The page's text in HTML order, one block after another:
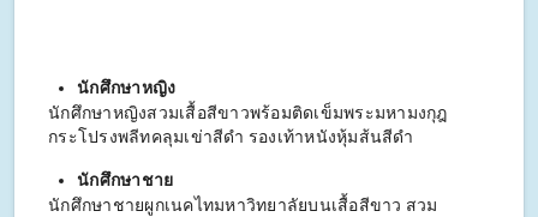
นักศึกษาหญิง
นักศึกษาหญิงสวมเสื้อสีขาวพร้อมติดเข็มพระมหามงกุฎ
กระโปรงพลีทคลุมเข่าสีดำ รองเท้าหนังหุ้มส้นสีดำ
นักศึกษาชาย
นักศึกษาชายผูกเนคไทมหาวิทยาลัยบนเสื้อสีขาว สวม